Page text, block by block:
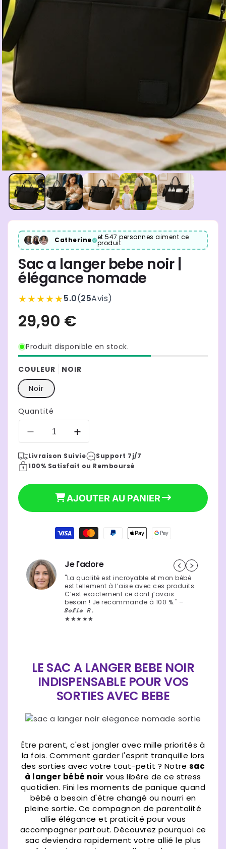
Catherine et 547 personnes aiment ce
produit
Sac a langer bebe noir |
élégance nomade
★★★★★5.0(25Avis)
habituel
29,90 €
Produit disponible en stock.
COULEUR
NOIR
Noir
Quantité
Réduire
quantité
de
bebe
élégance
Augmenter
quantité
de
langer
bebe
élégance
Livraison Suivie
Support 7j/7
100% Satisfait ou Remboursé
AJOUTER AU PANIER
Je l'adore
"La qualité est incroyable et mon bébé
est tellement à l’aise avec ces produits.
C’est exactement ce dont j’avais
besoin ! Je recommande à 100 %." –
Sofia R.
★★★★★
LE SAC A LANGER BEBE NOIR
INDISPENSABLE POUR VOS
SORTIES AVEC BEBE
Être parent, c'est jongler avec mille priorités à
la fois. Comment garder l'esprit tranquille lors
des sorties avec votre tout-petit ? Notre sac
à langer bébé noir vous libère de ce stress
quotidien. Fini les moments de panique quand
bébé a besoin d'être changé ou nourri en
pleine sortie. Ce compagnon de parentalité
allie élégance et praticité pour vous
accompagner partout. Découvrez pourquoi ce
sac deviendra rapidement votre allié le plus